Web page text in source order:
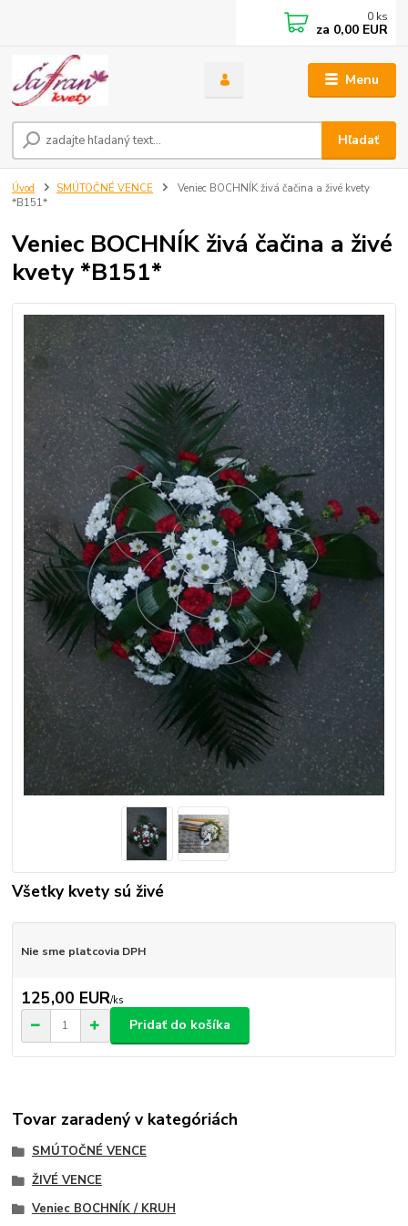
Menu
Hľadať
0 ks
za 0,00 EUR
Úvod SMÚTOČNÉ VENCE
Veniec BOCHNÍK živá čačina a živé kvety
*B151*
Veniec BOCHNÍK živá čačina a živé
kvety *B151*
Všetky kvety sú živé
Nie sme platcovia DPH
125,00 EUR/ks
Pridať do košíka
Tovar zaradený v kategóriách
SMÚTOČNÉ VENCE
ŽIVÉ VENCE
Veniec BOCHNÍK / KRUH